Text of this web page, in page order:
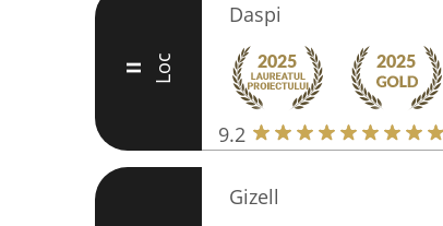
II Loc
Daspi
9.2
Gizell